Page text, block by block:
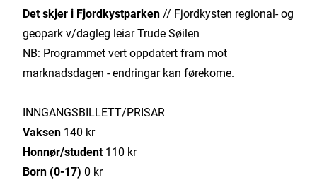
Det skjer i Fjordkystparken // Fjordkysten regional- og
geopark v/dagleg leiar Trude Søilen
NB: Programmet vert oppdatert fram mot
marknadsdagen - endringar kan førekome.
INNGANGSBILLETT/PRISAR
Vaksen 140 kr
Honnør/student110 kr
Born (0-17) 0 kr